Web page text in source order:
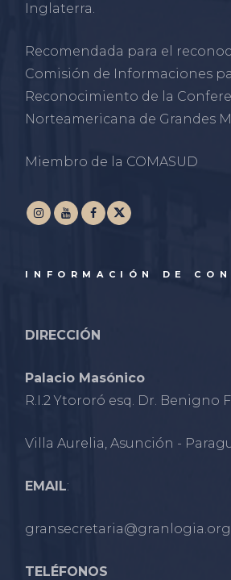
Inglaterra.
Recomendada para el
Comisión de Informaciones
Reconocimiento de la
Norteamericana de Grandes
Miembro de la COMASUD
INFORMACIÓN DE
DIRECCIÓN
Palacio Masónico
R.I.2 Ytororó esq. Dr. Benigno
Villa Aurelia, Asunción -
EMAIL:
TELÉFONOS